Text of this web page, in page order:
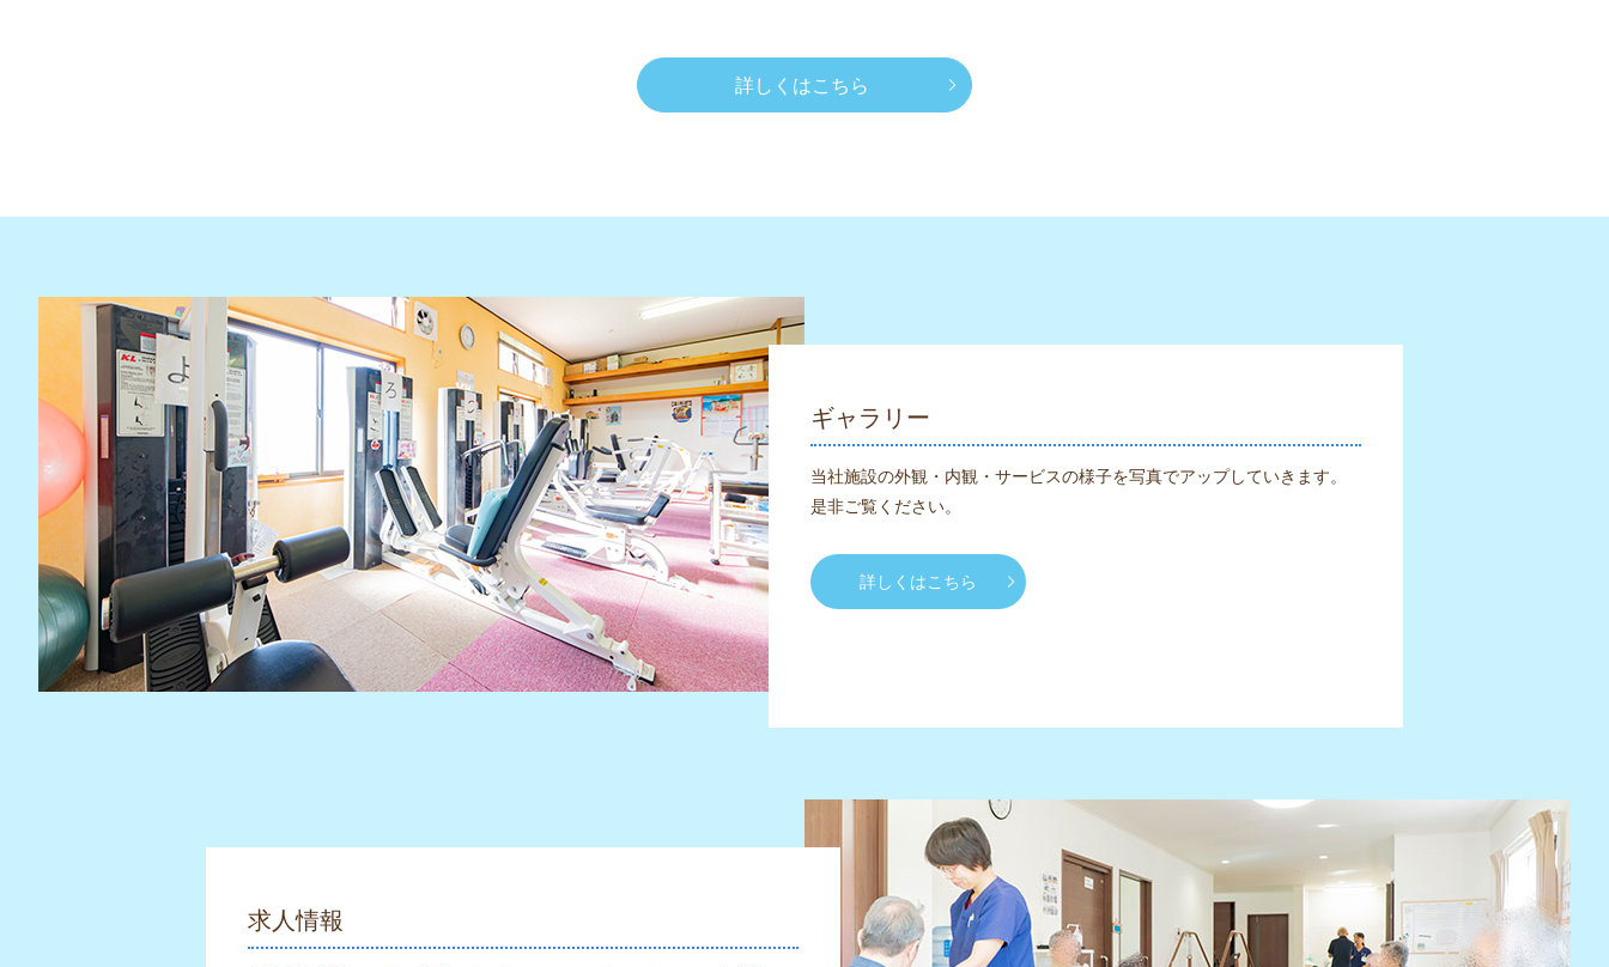
詳しくはこちら
ギャラリー
当社施設の外観・内観・サービスの様子を写真でアップしていきます。
是非ご覧ください。
詳しくはこちら
求人情報